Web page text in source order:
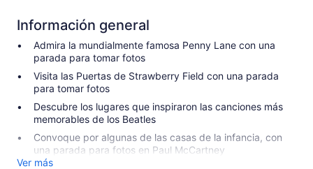
Información general
Admira la mundialmente famosa Penny Lane con una
parada para tomar fotos
Visita las Puertas de Strawberry Field con una parada
para tomar fotos
Descubre los lugares que inspiraron las canciones más
memorables de los Beatles
Convoque por algunas de las casas de la infancia, con
una parada para fotos en Paul McCartney
Ver más